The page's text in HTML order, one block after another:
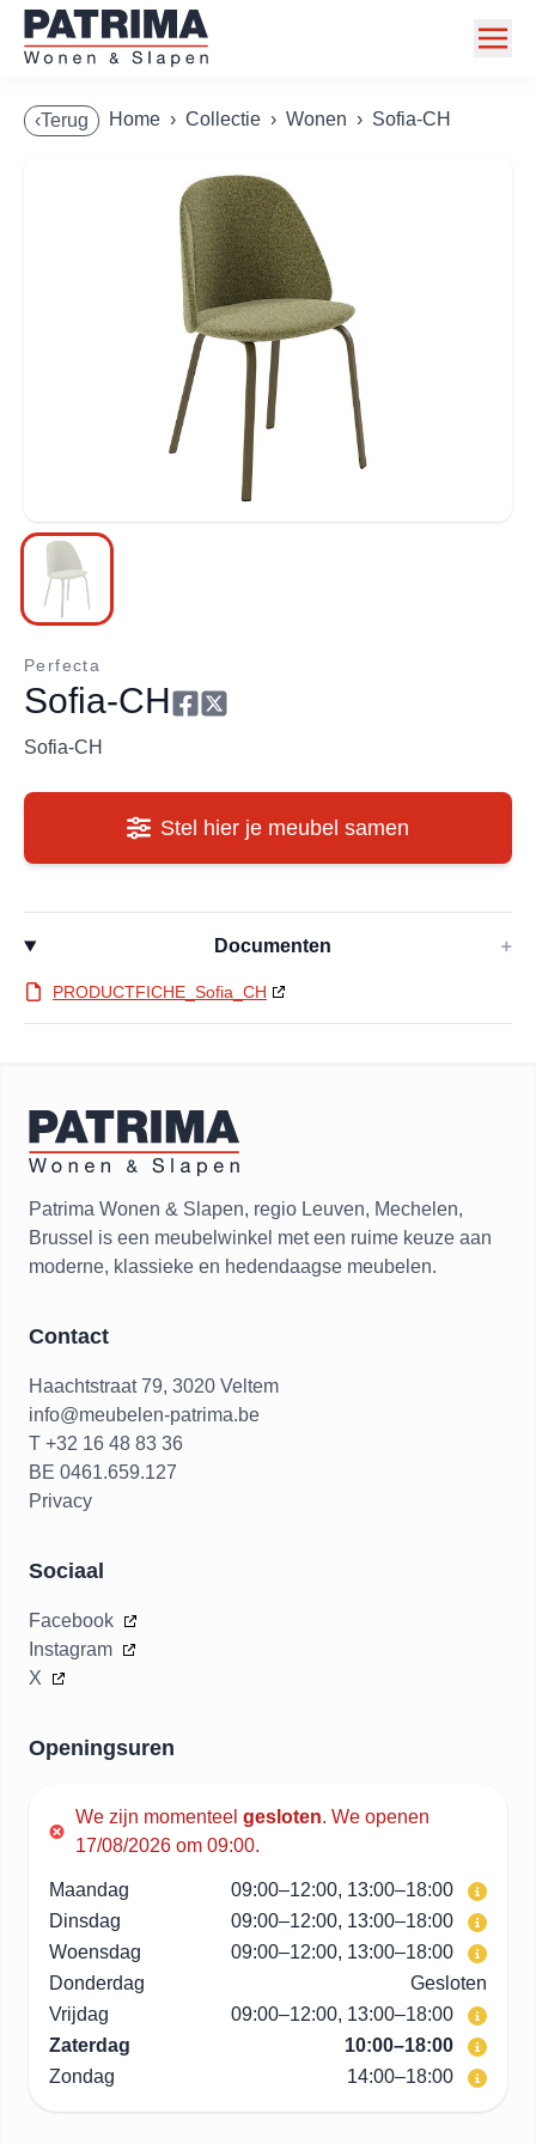
Toonzaalmodellen
Acties
Merken
Info
Contact
‹Terug Home › Collectie › Wonen › Sofia-CH
Perfecta
Sofia-CH
Sofia-CH
Stel hier je meubel samen
Documenten +
PRODUCTFICHE_Sofia_CH
Patrima Wonen & Slapen, regio Leuven, Mechelen,
Brussel is een meubelwinkel met een ruime keuze aan
moderne, klassieke en hedendaagse meubelen.
Contact
Haachtstraat 79, 3020 Veltem
info@meubelen-patrima.be
T +32 16 48 83 36
BE 0461.659.127
Privacy
Sociaal
Facebook
Instagram
X
Openingsuren
We zijn momenteelgesloten.We openen
17/08/2026 om 09:00.
Maandag
09:00–12:00, 13:00–18:00
Dinsdag
09:00–12:00, 13:00–18:00
Woensdag
09:00–12:00, 13:00–18:00
Donderdag
Gesloten
Vrijdag
09:00–12:00, 13:00–18:00
Zaterdag
10:00–18:00
Zondag
14:00–18:00